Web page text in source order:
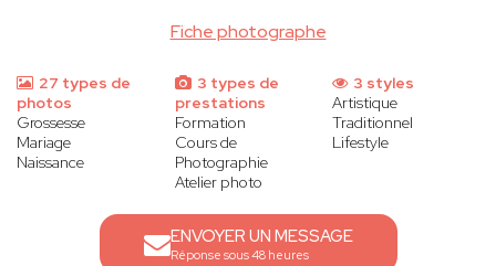
Fiche photographe
27 types de
photos
Grossesse
Mariage
Naissance
3 types de
prestations
Formation
Cours de
Photographie
Atelier photo
3 styles
Artistique
Traditionnel
Lifestyle
ENVOYER UN MESSAGE
Réponse sous 48 heures